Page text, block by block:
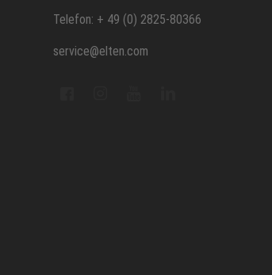
Telefon: + 49 (0) 2825-80366
service@elten.com